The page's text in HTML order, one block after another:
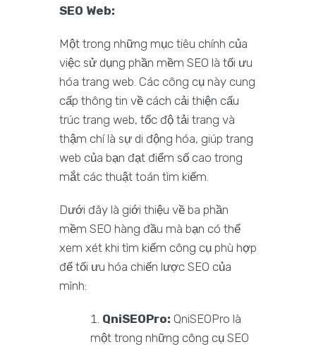
SEO Web:
Một trong những mục tiêu chính của
việc sử dụng phần mềm SEO là tối ưu
hóa trang web. Các công cụ này cung
cấp thông tin về cách cải thiện cấu
trúc trang web, tốc độ tải trang và
thậm chí là sự di động hóa, giúp trang
web của bạn đạt điểm số cao trong
mắt các thuật toán tìm kiếm.
Dưới đây là giới thiệu về ba phần
mềm SEO hàng đầu mà bạn có thể
xem xét khi tìm kiếm công cụ phù hợp
để tối ưu hóa chiến lược SEO của
mình:
QniSEOPro: QniSEOPro là
một trong những công cụ SEO